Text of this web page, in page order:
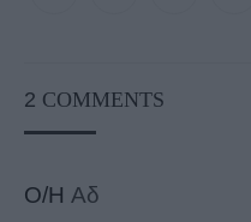
2 COMMENTS
Ο/Η Αδ